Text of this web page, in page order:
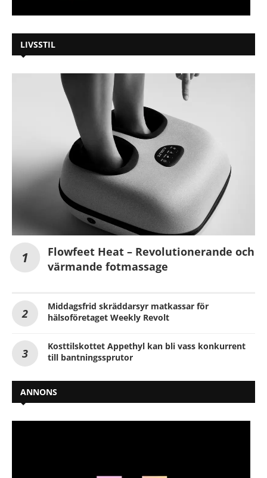
LIVSSTIL
Flowfeet Heat – Revolutionerande och
värmande fotmassage
Middagsfrid skräddarsyr matkassar för
hälsoföretaget Weekly Revolt
Kosttilskottet Appethyl kan bli vass konkurrent
till bantningssprutor
ANNONS